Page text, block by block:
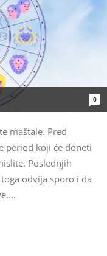
0
maštale. Pred
period koji će doneti
Poslednjih
odvija sporo i da